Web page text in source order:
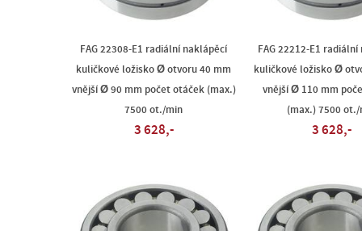
FAG 22308-E1 radiální naklápěcí
kuličkové ložisko Ø otvoru 40 mm
vnější Ø 90 mm počet otáček (max.)
7500 ot./min
3 628,-
FAG 22212-E1
kuličkové ložisko Ø
vnější Ø 110 mm
(max.) 7500 ot./
3 628,-